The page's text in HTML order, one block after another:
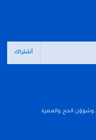
أشتراك
وشوؤن الحج والعمرة